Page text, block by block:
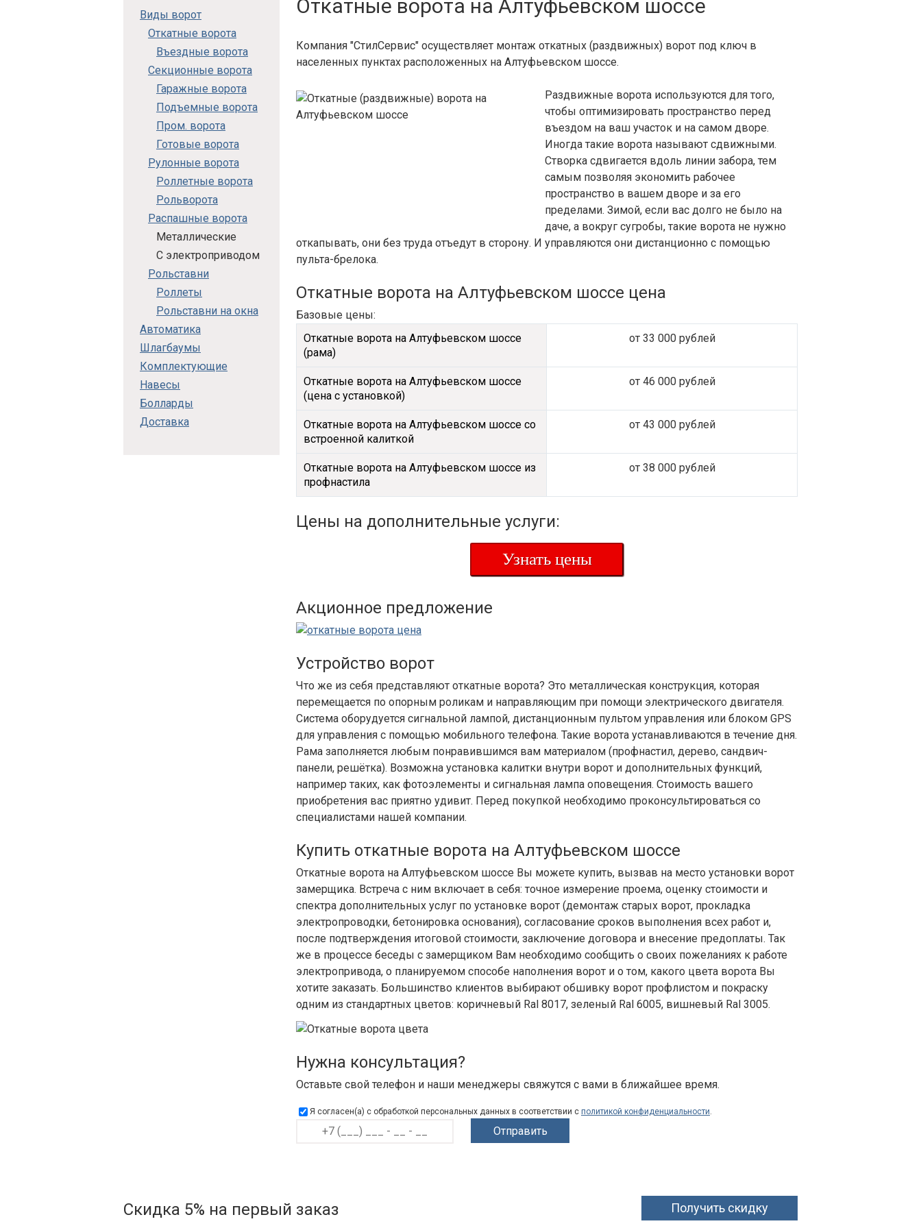
Виды ворот
Откатные ворота
Въездные ворота
Секционные ворота
Гаражные ворота
Подъемные ворота
Пром. ворота
Готовые ворота
Рулонные ворота
Роллетные ворота
Рольворота
Распашные ворота
Металлические
С электроприводом
Рольставни
Роллеты
Рольставни на окна
Автоматика
Шлагбаумы
Комплектующие
Навесы
Болларды
Доставка
Откатные ворота на Алтуфьевском шоссе
Компания "СтилСервис" осуществляет монтаж откатных (раздвижных) ворот под ключ в
населенных пунктах расположенных на Алтуфьевском шоссе.
Раздвижные ворота используются для того,
чтобы оптимизировать пространство перед
въездом на ваш участок и на самом дворе.
Иногда такие ворота называют сдвижными.
Створка сдвигается вдоль линии забора, тем
самым позволяя экономить рабочее
пространство в вашем дворе и за его
пределами. Зимой, если вас долго не было на
даче, а вокруг сугробы, такие ворота не нужно
откапывать, они без труда отъедут в сторону. И управляются они дистанционно с помощью
пульта-брелока.
Откатные ворота на Алтуфьевском шоссе цена
Базовые цены:
Откатные ворота на Алтуфьевском шоссе
(рама)
от 33 000 рублей
Откатные ворота на Алтуфьевском шоссе
(цена с установкой)
от 46 000 рублей
Откатные ворота на Алтуфьевском шоссе со
встроенной калиткой
от 43 000 рублей
Откатные ворота на Алтуфьевском шоссе из
профнастила
от 38 000 рублей
Цены на дополнительные услуги:
Узнать цены
Акционное предложение
Устройство ворот
Что же из себя представляют откатные ворота? Это металлическая конструкция, которая
перемещается по опорным роликам и направляющим при помощи электрического двигателя.
Система оборудуется сигнальной лампой, дистанционным пультом управления или блоком GPS
для управления с помощью мобильного телефона. Такие ворота устанавливаются в течение дня.
Рама заполняется любым понравившимся вам материалом (профнастил, дерево, сандвич-
панели, решётка). Возможна установка калитки внутри ворот и дополнительных функций,
например таких, как фотоэлементы и сигнальная лампа оповещения. Стоимость вашего
приобретения вас приятно удивит. Перед покупкой необходимо проконсультироваться со
специалистами нашей компании.
Купить откатные ворота на Алтуфьевском шоссе
Откатные ворота на Алтуфьевском шоссе Вы можете купить, вызвав на место установки ворот
замерщика. Встреча с ним включает в себя: точное измерение проема, оценку стоимости и
спектра дополнительных услуг по установке ворот (демонтаж старых ворот, прокладка
электропроводки, бетонировка основания), согласование сроков выполнения всех работ и,
после подтверждения итоговой стоимости, заключение договора и внесение предоплаты. Так
же в процессе беседы с замерщиком Вам необходимо сообщить о своих пожеланиях к работе
электропривода, о планируемом способе наполнения ворот и о том, какого цвета ворота Вы
хотите заказать. Большинство клиентов выбирают обшивку ворот профлистом и покраску
одним из стандартных цветов: коричневый Ral 8017, зеленый Ral 6005, вишневый Ral 3005.
Нужна консультация?
Оставьте свой телефон и наши менеджеры свяжутся с вами в ближайшее время.
Я согласен(а) с обработкой персональных данных в соответствии с политикой конфиденциальности.
Скидка 5% на первый заказ